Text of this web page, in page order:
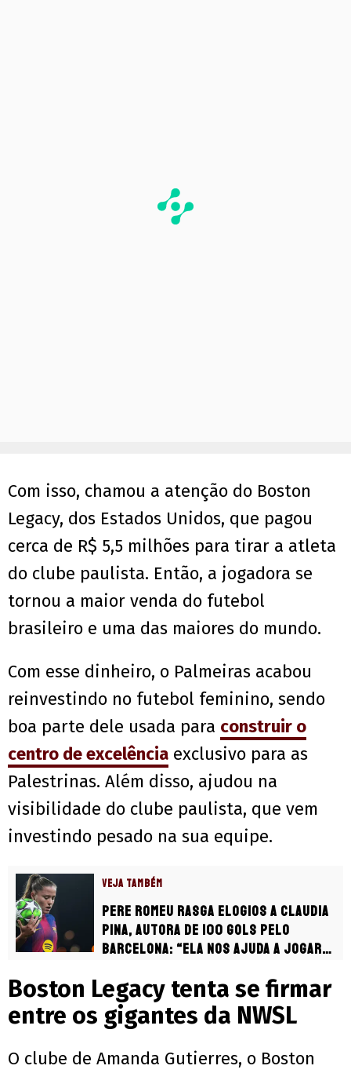
Com isso, chamou a atenção do Boston
Legacy, dos Estados Unidos, que pagou
cerca de R$ 5,5 milhões para tirar a atleta
do clube paulista. Então, a jogadora se
tornou a maior venda do futebol
brasileiro e uma das maiores do mundo.
Com esse dinheiro, o Palmeiras acabou
reinvestindo no futebol feminino, sendo
boa parte dele usada para construir o
centro de excelência exclusivo para as
Palestrinas. Além disso, ajudou na
visibilidade do clube paulista, que vem
investindo pesado na sua equipe.
VEJA TAMBÉM
Pere Romeu rasga elogios a Claudia
Pina, autora de 100 gols pelo
Barcelona: “Ela nos ajuda a jogar
Boston Legacy tenta se firmar
entre os gigantes da NWSL
O clube de Amanda Gutierres, o Boston